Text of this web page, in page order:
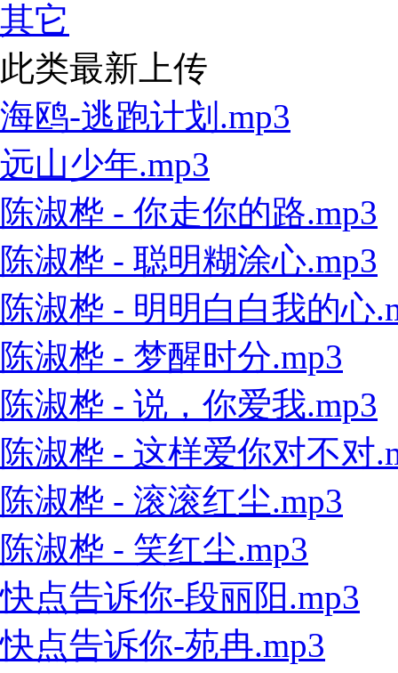
其它
此类最新上传
海鸥-逃跑计划.mp3
远山少年.mp3
陈淑桦 - 你走你的路.mp3
陈淑桦 - 聪明糊涂心.mp3
陈淑桦 - 明明白白我的心
陈淑桦 - 梦醒时分.mp3
陈淑桦 - 说，你爱我.mp3
陈淑桦 - 这样爱你对不对
陈淑桦 - 滚滚红尘.mp3
陈淑桦 - 笑红尘.mp3
快点告诉你-段丽阳.mp3
快点告诉你-苑冉.mp3